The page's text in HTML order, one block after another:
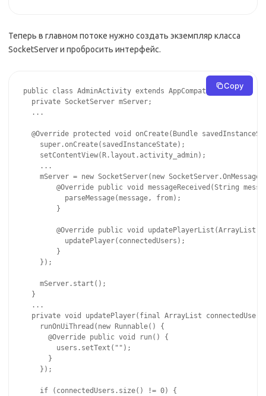
Теперь в главном потоке нужно создать экземпляр класса
SocketServer и пробросить интерфейс.
public class AdminActivity extends AppCompatActivity {
  private SocketServer mServer;
  ...
@Override protected void onCreate(Bundle
    super.onCreate(savedInstanceState);
    setContentView(R.layout.activity_admin);
    ...
mServer = new SocketServer(new
@Override public void messageReceived(String
          parseMessage(message, from);
        }
@Override public void updatePlayerList(ArrayList
          updatePlayer(connectedUsers);
        }
    });
    mServer.start();
  }
  ...
private void updatePlayer(final ArrayList
    runOnUiThread(new Runnable() {
      @Override public void run() {
        users.setText("");
      }
    });
    if (connectedUsers.size() != 0) {
Copy